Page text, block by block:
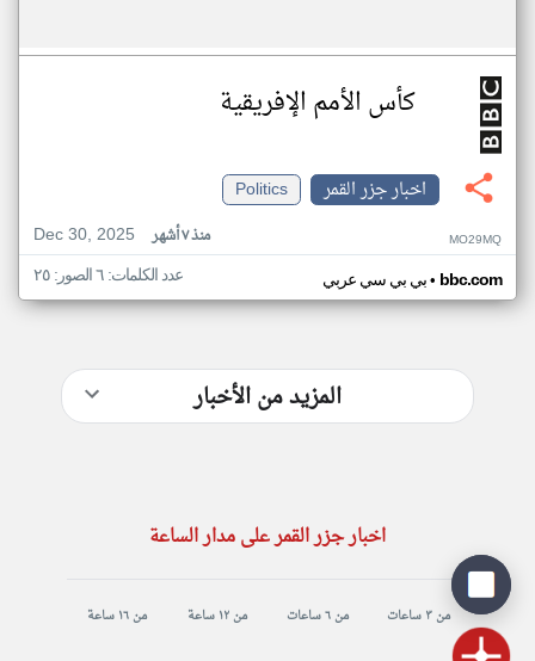
كأس الأمم الإفريقية
اخبار جزر القمر
Politics
Dec 30, 2025
منذ ٧ أشهر MO29MQ
بي بي سي عربي• bbc.com عدد الكلمات: ٦ الصور: ٢٥
المزيد من الأخبار
اخبار جزر القمر على مدار الساعة
من ٣ ساعات من ٦ ساعات من ١٢ ساعة من ١٦ ساعة